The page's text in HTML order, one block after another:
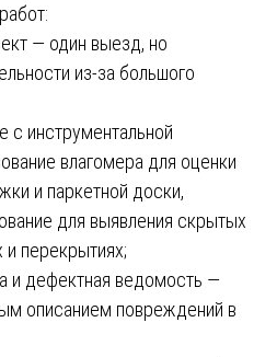
— один выезд, но
из-за большого
с инструментальной
влагомера для оценки
и паркетной доски,
для выявления скрытых
и перекрытиях;
и дефектная ведомость —
описанием повреждений в